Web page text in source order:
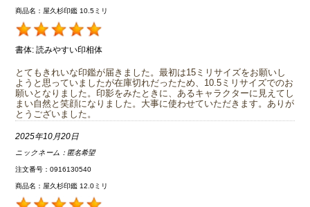
商品名：屋久杉印鑑 10.5ミリ
書体: 読みやすい印相体
とてもきれいな印鑑が届きました。最初は15ミリサイズをお願いし
ようと思っていましたが在庫切れだったため、10.5ミリサイズでのお
願いとなりました。印影をみたときに、あるキャラクターに見えてし
まい自然と笑顔になりました。大事に使わせていただきます。ありが
とうございました。
2025年10月20日
ニックネーム： 匿名希望
注文番号：0916130540
商品名：屋久杉印鑑 12.0ミリ